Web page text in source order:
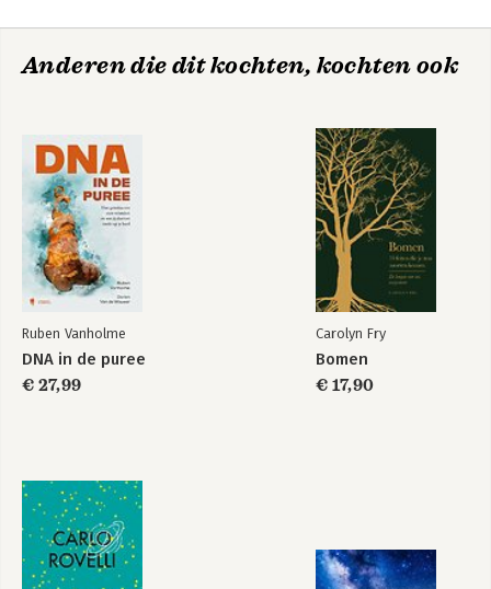
Bekijk alle boeken
De menselijke fysiologische overgewaardeerd
Coda: leven & dood
Noten
Anderen die dit kochten, kochten ook
Ruben Vanholme
DNA in de puree
€ 27,99
Carolyn Fry
Bomen
€ 17,90